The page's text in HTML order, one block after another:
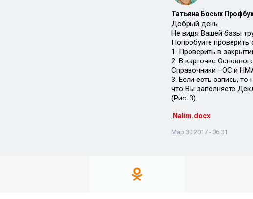
Татьяна Босых
Добрый день.
Не видя Вашей базы
Попробуйте
1. Проверить в
2. В карточке
Справочники –ОС и
3. Если есть запись,
что Вы заполняете
(Рис. 3).
Nalim.docx
Мар 30 2017 - 06:31